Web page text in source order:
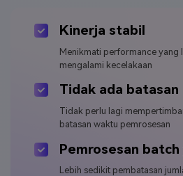
Kinerja stabil
Menikmati performance yang
mengalami kecelakaan
Tidak ada batasan
Tidak perlu lagi
batasan waktu pemrosesan
Pemrosesan
Lebih sedikit pembatasan